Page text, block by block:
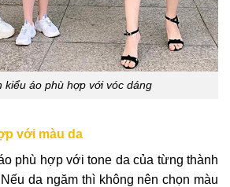
kiểu áo phù hợp với vóc dáng
với màu da
phù hợp với tone da của từng thành
da ngăm thì không nên chọn màu